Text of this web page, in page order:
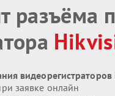
разъёма
заявке онлайн